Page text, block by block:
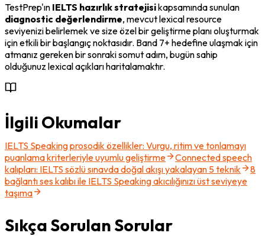
TestPrep'ın IELTS hazırlık stratejisi
diagnostic değerlendirme, mevcut lexical resource
seviyenizi belirlemek ve size özel bir geliştirme planı oluşturmak
için etkili bir başlangıç noktasıdır. Band 7+ hedefine ulaşmak için
atmanız gereken bir sonraki somut adım, bugün sahip
olduğunuz lexical açıkları haritalamaktır.
İlgili Okumalar
IELTS Speaking prosodik özellikler: Vurgu, ritim ve tonlamayı
puanlama kriterleriyle uyumlu geliştirme
Connected speech
kalıpları: IELTS sözlü sınavda doğal akışı yakalayan 5 teknik
8
bağlantı ses kalıbı ile IELTS Speaking akıcılığınızı üst seviyeye
taşıma
Sıkça Sorulan Sorular